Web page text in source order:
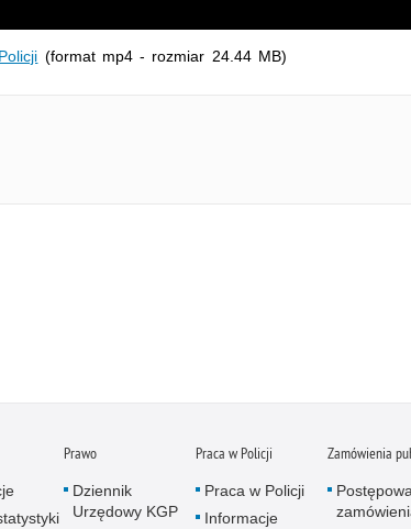
(format mp4 - rozmiar 24.44 MB)
Prawo
Dziennik
Urzędowy KGP
Praca w Policji
Praca w Policji
Informacje
Zamówienia